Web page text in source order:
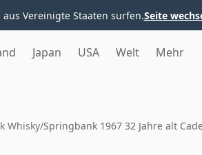
aus Vereinigte Staaten surfen.Seite
Japan USA Welt Mehr
Whisky/Springbank 1967 32 Jahre alt